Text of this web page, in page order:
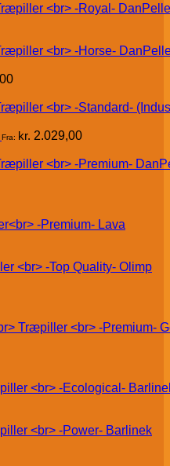
Fra: kr. 2.029,00
Lava
Olimp
Barlinek